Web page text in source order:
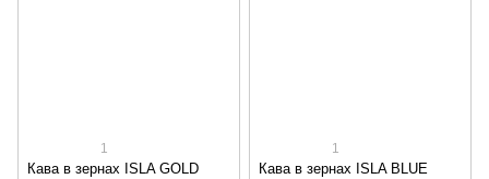
1
Кава в зернах ISLA GOLD
1
Кава в зернах ISLA BLUE